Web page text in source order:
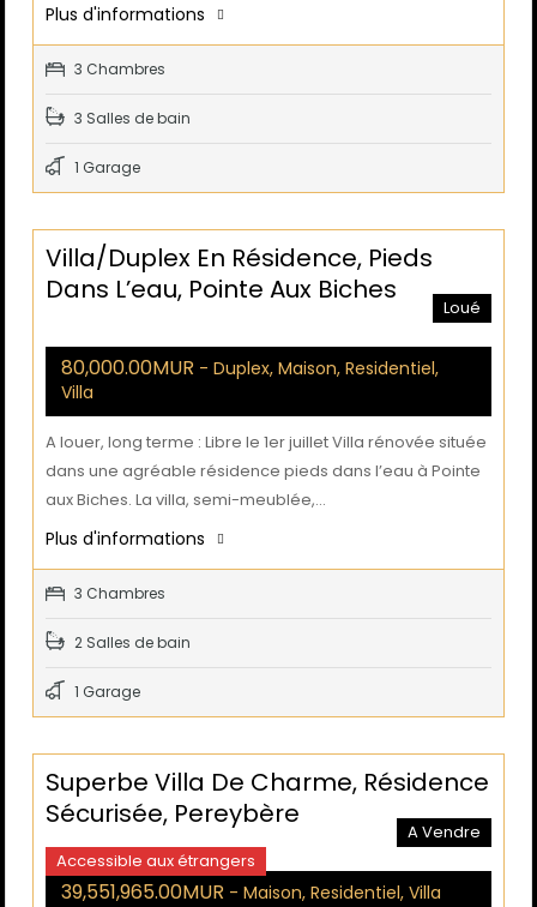
Plus d'informations
3 Chambres
3 Salles de bain
1 Garage
Villa/duplex En Résidence, Pieds
Dans L’eau, Pointe Aux Biches
Loué
80,000.00MUR - Duplex, Maison, Residentiel,
Villa
A louer, long terme : Libre le 1er juillet Villa rénovée située
dans une agréable résidence pieds dans l’eau à Pointe
aux Biches. La villa, semi-meublée,…
Plus d'informations
3 Chambres
2 Salles de bain
1 Garage
Superbe Villa De Charme, Résidence
Sécurisée, Pereybère
Accessible aux étrangers
A Vendre
39,551,965.00MUR - Maison, Residentiel, Villa